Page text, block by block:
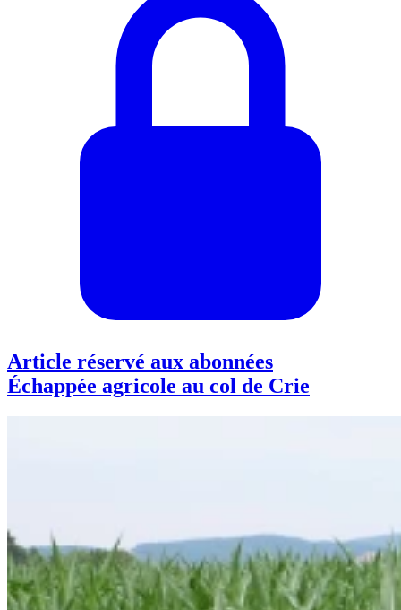
Article réservé aux abonnées
Échappée agricole au col de Crie